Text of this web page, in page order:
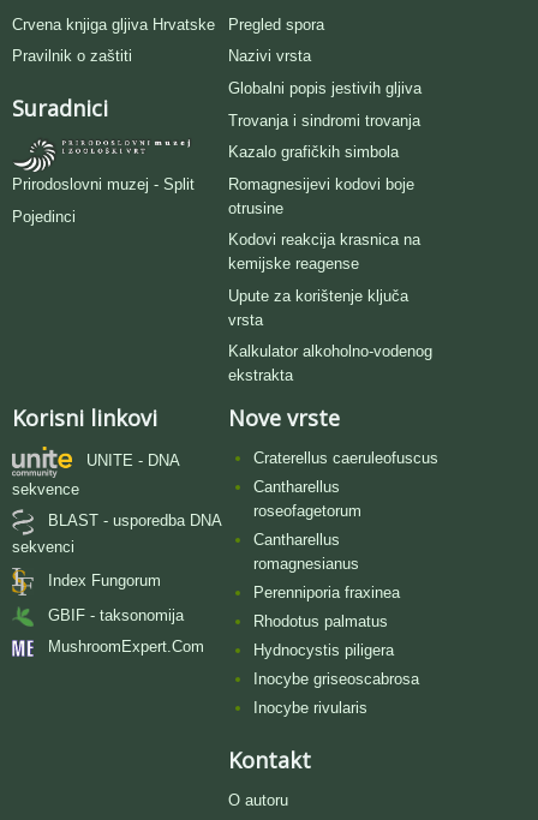
Crvena knjiga gljiva Hrvatske
Pravilnik o zaštiti
Suradnici
Prirodoslovni muzej - Split
Pojedinci
Pregled spora
Nazivi vrsta
Globalni popis jestivih gljiva
Trovanja i sindromi trovanja
Kazalo grafičkih simbola
Romagnesijevi kodovi boje
otrusine
Kodovi reakcija krasnica na
kemijske reagense
Upute za korištenje ključa
vrsta
Kalkulator alkoholno-vodenog
ekstrakta
Korisni linkovi
UNITE - DNA
sekvence
BLAST - usporedba DNA
sekvenci
Index Fungorum
GBIF - taksonomija
MushroomExpert.Com
Nove vrste
Craterellus caeruleofuscus
Cantharellus
roseofagetorum
Cantharellus
romagnesianus
Perenniporia fraxinea
Rhodotus palmatus
Hydnocystis piligera
Inocybe griseoscabrosa
Inocybe rivularis
Kontakt
O autoru